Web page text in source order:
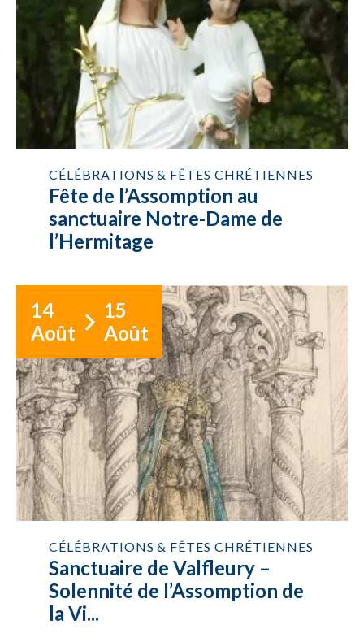
CÉLÉBRATIONS & FÊTES CHRÉTIENNES
Fête de l’Assomption au
sanctuaire Notre-Dame de
l’Hermitage
14
Août
15
Août
CÉLÉBRATIONS & FÊTES CHRÉTIENNES
Sanctuaire de Valfleury –
Solennité de l’Assomption de
la Vi...